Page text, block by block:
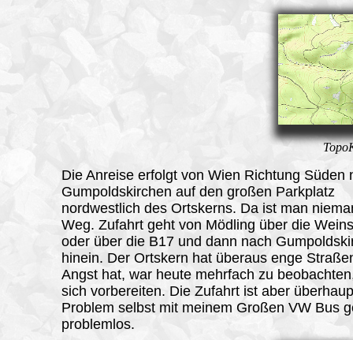
Die Anreise erfolgt von Wien Richtung Süden
Gumpoldskirchen auf den großen Parkplatz
nordwestlich des Ortskerns. Da ist man
Weg. Zufahrt geht von Mödling über die
oder über die B17 und dann nach
hinein. Der Ortskern hat überaus enge
Angst hat, war heute mehrfach zu
sich vorbereiten. Die Zufahrt ist aber
Problem selbst mit meinem Großen VW Bus
problemlos.